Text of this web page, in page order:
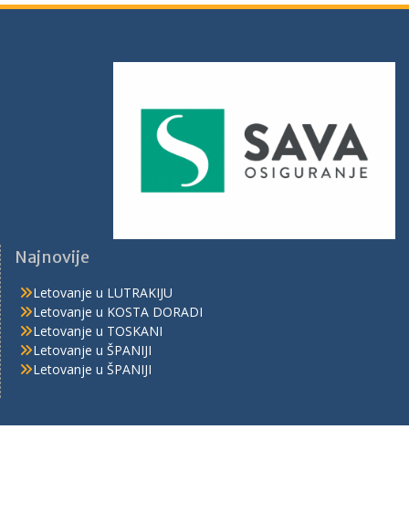
Najnovije
Letovanje u LUTRAKIJU
Letovanje u KOSTA DORADI
Letovanje u TOSKANI
Letovanje u ŠPANIJI
Letovanje u ŠPANIJI